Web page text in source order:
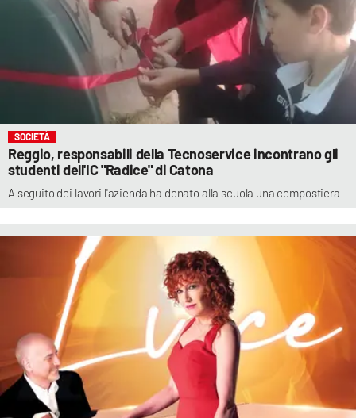
SOCIETÀ
Reggio, responsabili della Tecnoservice incontrano gli
studenti dell'IC "Radice" di Catona
A seguito dei lavori l'azienda ha donato alla scuola una compostiera